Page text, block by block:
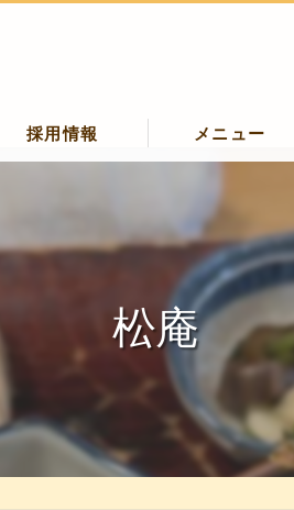
採用情報 メニュー
松庵